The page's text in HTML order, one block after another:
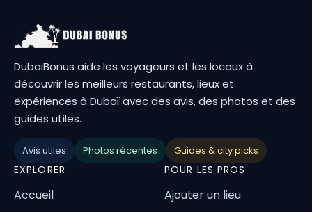
DubaiBonus aide les voyageurs et les locaux à
découvrir les meilleurs restaurants, lieux et
expériences à Dubaï avec des avis, des photos et des
guides utiles.
Avis utiles Photos récentes Guides & city picks
EXPLORER
Accueil
POUR LES PROS
Ajouter un lieu